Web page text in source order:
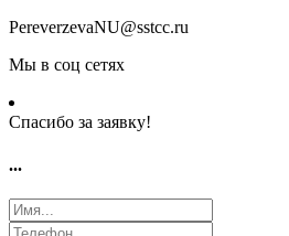
PereverzevaNU@sstcc.ru
Мы в соц сетях
Спасибо за заявку!
...